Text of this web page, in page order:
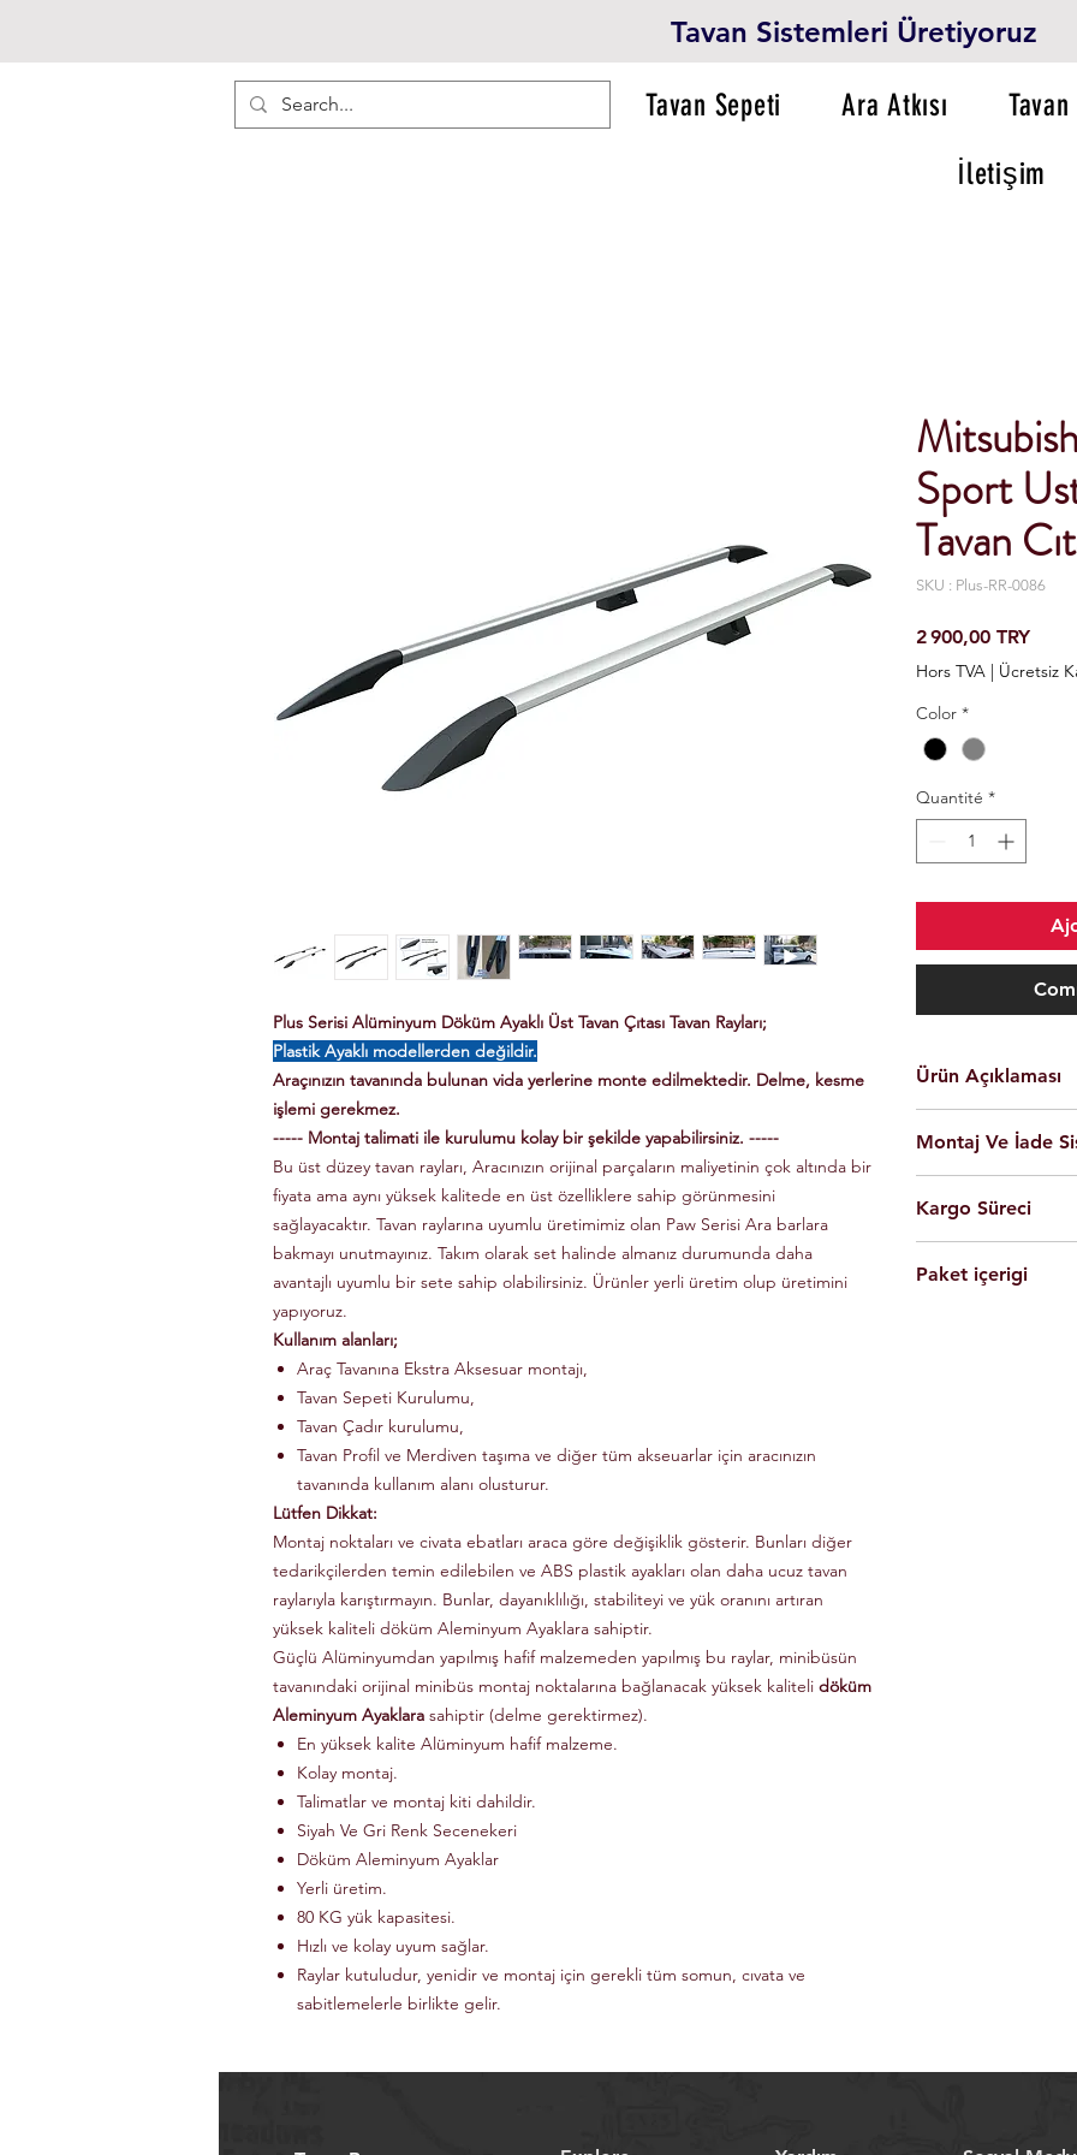
Tavan Sistemleri Üretiyoruz
Tavan Sepeti Ara Atkısı
İletişim
Plus Serisi Alüminyum Döküm Ayaklı Üst Tavan Çıtası Tavan Rayları;
Plastik Ayaklı modellerden değildir.
Araçınızın tavanında bulunan vida yerlerine monte edilmektedir. Delme, kesme
işlemi gerekmez.
----- Montaj talimati ile kurulumu kolay bir şekilde yapabilirsiniz. -----
Bu üst düzey tavan rayları, Aracınızın orijinal parçaların maliyetinin çok altında bir
fiyata ama aynı yüksek kalitede en üst özelliklere sahip görünmesini
sağlayacaktır. Tavan raylarına uyumlu üretimimiz olan Paw Serisi Ara barlara
bakmayı unutmayınız. Takım olarak set halinde almanız durumunda daha
avantajlı uyumlu bir sete sahip olabilirsiniz. Ürünler yerli üretim olup üretimini
yapıyoruz.
Kullanım alanları;
Araç Tavanına Ekstra Aksesuar montajı,
Tavan Sepeti Kurulumu,
Tavan Çadır kurulumu,
Tavan Profil ve Merdiven taşıma ve diğer tüm akseuarlar için aracınızın
tavanında kullanım alanı olusturur.
Lütfen Dikkat:
Montaj noktaları ve civata ebatları araca göre değişiklik gösterir. Bunları diğer
tedarikçilerden temin edilebilen ve ABS plastik ayakları olan daha ucuz tavan
raylarıyla karıştırmayın. Bunlar, dayanıklılığı, stabiliteyi ve yük oranını artıran
yüksek kaliteli döküm Aleminyum Ayaklara sahiptir.
Güçlü Alüminyumdan yapılmış hafif malzemeden yapılmış bu raylar, minibüsün
tavanındaki orijinal minibüs montaj noktalarına bağlanacak yüksek kaliteli döküm
Aleminyum Ayaklara sahiptir (delme gerektirmez).
En yüksek kalite Alüminyum hafif malzeme.
Kolay montaj.
Talimatlar ve montaj kiti dahildir.
Siyah Ve Gri Renk Secenekeri
Döküm Aleminyum Ayaklar
Yerli üretim.
80 KG yük kapasitesi.
Hızlı ve kolay uyum sağlar.
Raylar kutuludur, yenidir ve montaj için gerekli tüm somun, cıvata ve
sabitlemelerle birlikte gelir.
Sport
Tavan
SKU : Plus-RR-0086
2 900,00 TRYPrix
Hors TVA | Ücretsiz
Color *
Quantité *
Ürün Açıklaması
Kolay montaj.
Talimatlar ve
Siyah Ve Gri Renk
Döküm
Yerli üretim.
80 KG yük
Montaj Ve İade
olarak
Ürünleri son
yapabilmesi için
Tüm ürünlerde
Kargo Süreci
Saat 14'ekadar
Paket içerigi